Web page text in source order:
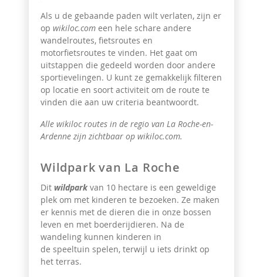
Als u de gebaande paden wilt verlaten, zijn er
op wikiloc.com een hele schare andere
wandelroutes, fietsroutes en
motorfietsroutes te vinden. Het gaat om
uitstappen die gedeeld worden door andere
sportievelingen. U kunt ze gemakkelijk filteren
op locatie en soort activiteit om de route te
vinden die aan uw criteria beantwoordt.
Alle wikiloc routes in de regio van La Roche-en-
Ardenne zijn zichtbaar op wikiloc.com.
Wildpark van La Roche
Dit wildpark van 10 hectare is een geweldige
plek om met kinderen te bezoeken. Ze maken
er kennis met de dieren die in onze bossen
leven en met boerderijdieren. Na de
wandeling kunnen kinderen in
de speeltuin spelen, terwijl u iets drinkt op
het terras.